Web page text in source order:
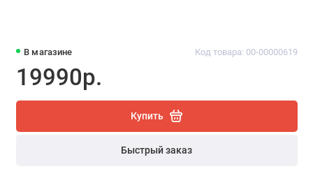
В магазине Код товара: 00-00000619
19990р.
Купить
Быстрый заказ